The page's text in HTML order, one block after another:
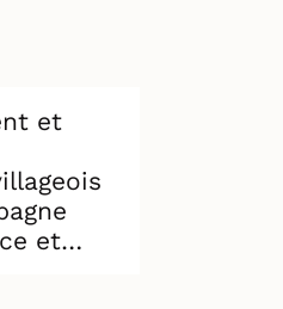
et
et